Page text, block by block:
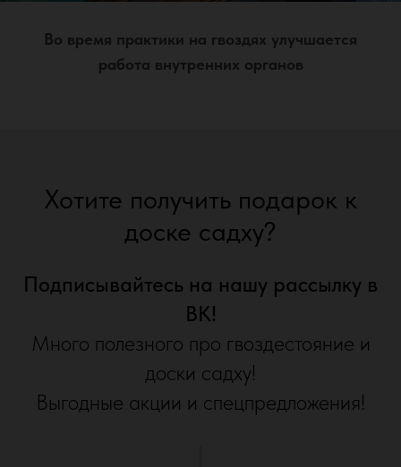
Во время практики на гвоздях улучшается
работа внутренних органов
Хотите получить подарок к
доске садху?
Подписывайтесь на нашу рассылку в
ВК!
Много полезного про гвоздестояние и
доски садху!
Выгодные акции и спецпредложения!